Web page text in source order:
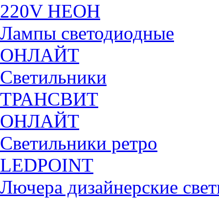
220V НЕОН
Лампы светодиодные
ОНЛАЙТ
Светильники
ТРАНСВИТ
ОНЛАЙТ
Светильники ретро
LEDPOINT
Лючера дизайнерские